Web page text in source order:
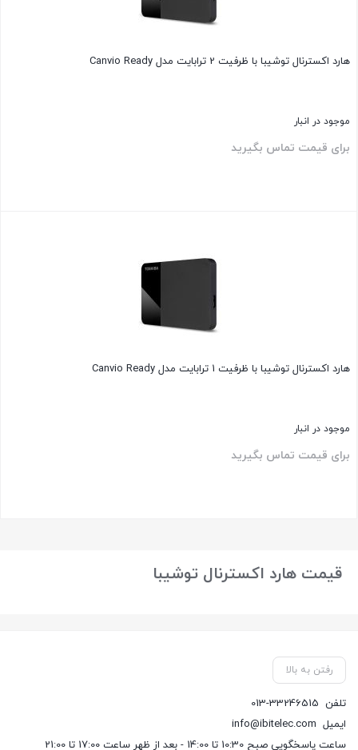
هارد اکسترنال توشیبا با ظرفیت 2 ترابایت مدل Canvio Ready
موجود در انبار
برای قیمت تماس بگیرید
هارد اکسترنال توشیبا با ظرفیت 1 ترابایت مدل Canvio Ready
موجود در انبار
برای قیمت تماس بگیرید
قیمت هارد اکسترنال توشیبا
رفتن به بالا
تلفن 013-33246515
ایمیل info@ibitelec.com
ساعت پاسخگویی صبح 10:30 تا 14:00 - بعد از ظهر ساعت 17:00 تا 21:00